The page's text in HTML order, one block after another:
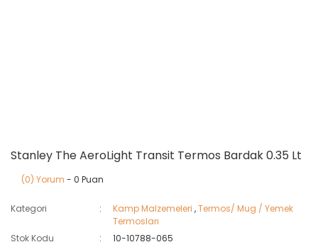
Stanley The AeroLight Transit Termos Bardak 0.35 Lt
(0) Yorum - 0 Puan
Kategori Kamp Malzemeleri ,Termos/ Mug / Yemek
Termosları
Stok Kodu
10-10788-065